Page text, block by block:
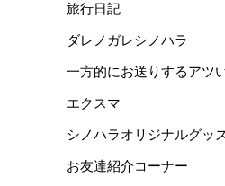
旅行日記
ダレノガレシノハラ
一方的にお送りするアツ
エクスマ
シノハラオリジナルグッ
お友達紹介コーナー